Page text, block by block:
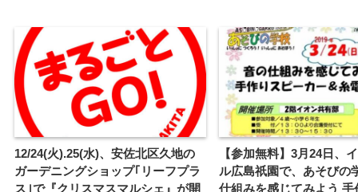
12/24(火).25(水)、安佐北区久地の
ガーデニングショップ｢リーフプラ
ス｣で『クリスマスマルシェ』が開
【参加無料】3月24日、
ル広島祇園で、あそびの
仕組みを感じてみよう 手